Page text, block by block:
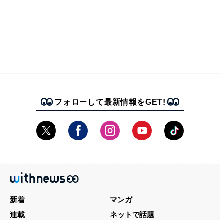
フォローして最新情報をGET!
新着
マンガ
連載
ネットで話題